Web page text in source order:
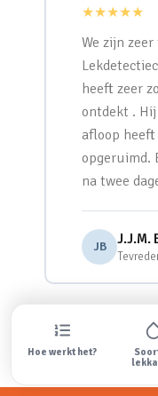
★★★★★
We zijn
heeft zeer
ontdekt .
afloop
opgeruimd.
na twee
JB J.J.M.
Snel antwoord
Hoe werkt het?